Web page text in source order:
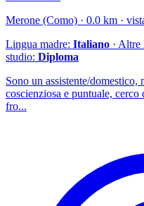
Merone (Como) · 0.0 km ·
Lingua madre: Italiano · Altre
studio: Diploma
Sono un assistente/domestico,
coscienziosa e puntuale,
fro...